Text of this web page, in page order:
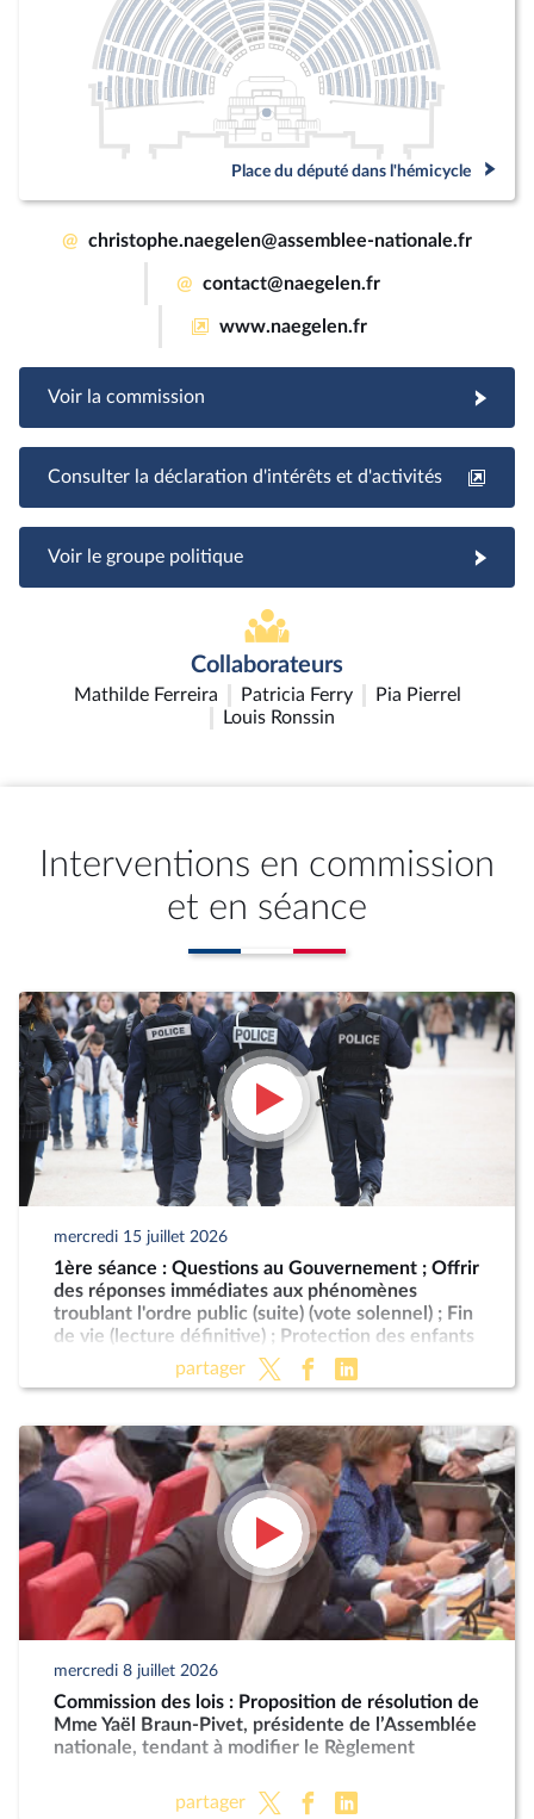
Place du député dans l'hémicycle
@ christophe.naegelen@assemblee-nationale.fr
@ contact@naegelen.fr
www.naegelen.fr
Voir la commission
Consulter la déclaration d'intérêts et d'activités
Voir le groupe politique
Collaborateurs
Mathilde Ferreira Patricia Ferry
Pia Pierrel
Louis Ronssin
Interventions en commission
et en séance
mercredi 15 juillet 2026
1ère séance : Questions au Gouvernement ; Offrir
des réponses immédiates aux phénomènes
troublant l'ordre public (suite) (vote solennel) ; Fin
de vie (lecture définitive) ; Protection des enfants
partager
mercredi 8 juillet 2026
Commission des lois : Proposition de résolution de
Mme Yaël Braun-Pivet, présidente de l’Assemblée
nationale, tendant à modifier le Règlement
partager